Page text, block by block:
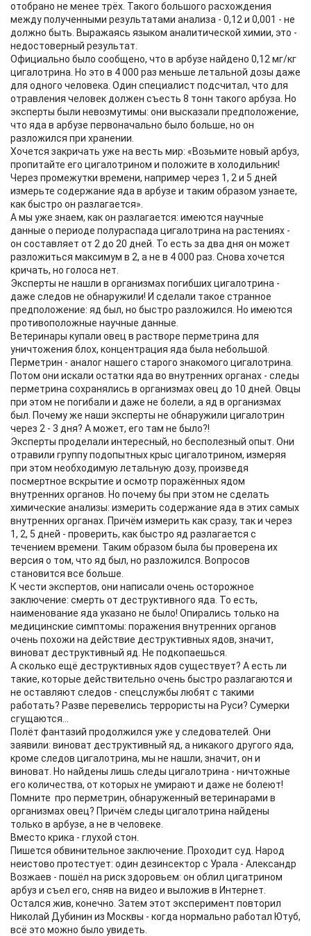
отобрано не менее трёх. Такого большого расхождения
между полученными результатами анализа - 0,12 и 0,001 - не
должно быть. Выражаясь языком аналитической химии, это -
недостоверный результат.
Официально было сообщено, что в арбузе найдено 0,12 мг/кг
цигалотрина. Но это в 4 000 раз меньше летальной дозы даже
для одного человека. Один специалист подсчитал, что для
отравления человек должен съесть 8 тонн такого арбуза. Но
эксперты были невозмутимы: они высказали предположение,
что яда в арбузе первоначально было больше, но он
разложился при хранении.
Хочется закричать уже на весть мир: «Возьмите новый арбуз,
пропитайте его цигалотрином и положите в холодильник!
Через промежутки времени, например через 1, 2 и 5 дней
измерьте содержание яда в арбузе и таким образом узнаете,
как быстро он разлагается».
А мы уже знаем, как он разлагается: имеются научные
данные о периоде полураспада цигалотрина на растениях -
он составляет от 2 до 20 дней. То есть за два дня он может
разложиться максимум в 2, а не в 4 000 раз. Снова хочется
кричать, но голоса нет.
Эксперты не нашли в организмах погибших цигалотрина -
даже следов не обнаружили! И сделали такое странное
предположение: яд был, но быстро разложился. Но имеются
противоположные научные данные.
Ветеринары купали овец в растворе перметрина для
уничтожения блох, концентрация яда была небольшой.
Перметрин - аналог нашего старого знакомого цигалотрина.
Потом они искали остатки яда во внутренних органах - следы
перметрина сохранялись в организмах овец до 10 дней. Овцы
при этом не погибали и даже не болели, а яд в организмах
был. Почему же наши эксперты не обнаружили цигалотрин
через 2 - 3 дня? А может, его там не было?!
Эксперты проделали интересный, но бесполезный опыт. Они
отравили группу подопытных крыс цигалотрином, измеряя
при этом необходимую летальную дозу, произведя
посмертное вскрытие и осмотр поражённых ядом
внутренних органов. Но почему бы при этом не сделать
химические анализы: измерить содержание яда в этих самых
внутренних органах. Причём измерить как сразу, так и через
1, 2, 5 дней - проверить, как быстро яд разлагается с
течением времени. Таким образом была бы проверена их
версия о том, что яд был, но разложился. Вопросов
становится все больше.
К чести экспертов, они написали очень осторожное
заключение: смерть от деструктивного яда. То есть,
наименование яда указано не было! Опирались только на
медицинские симптомы: поражения внутренних органов
очень похожи на действие деструктивных ядов, значит,
виноват деструктивный яд. Не подкопаешься.
А сколько ещё деструктивных ядов существует? А есть ли
такие, которые действительно очень быстро разлагаются и
не оставляют следов - спецслужбы любят с такими
работать? Разве перевелись террористы на Руси? Сумерки
сгущаются...
Полёт фантазий продолжился уже у следователей. Они
заявили: виноват деструктивный яд, а никакого другого яда,
кроме следов цигалотрина, мы не нашли, значит, он и
виноват. Но найдены лишь следы цигалотрина - ничтожные
его количества, от которых не умирают и даже не болеют!
Помните про перметрин, обнаруженный ветеринарами в
организмах овец? Причём следы цигалотрина найдены
только в арбузе, а не в человеке.
Вместо крика - глухой стон.
Пишется обвинительное заключение. Проходит суд. Народ
неистово протестует: один дезинсектор с Урала - Александр
Возжаев - пошёл на риск здоровьем: он облил цигатрином
арбуз и съел его, сняв на видео и выложив в Интернет.
Остался жив, конечно. Затем этот эксперимент повторил
Николай Дубинин из Москвы - когда нормально работал Ютуб,
всё это можно было увидеть.